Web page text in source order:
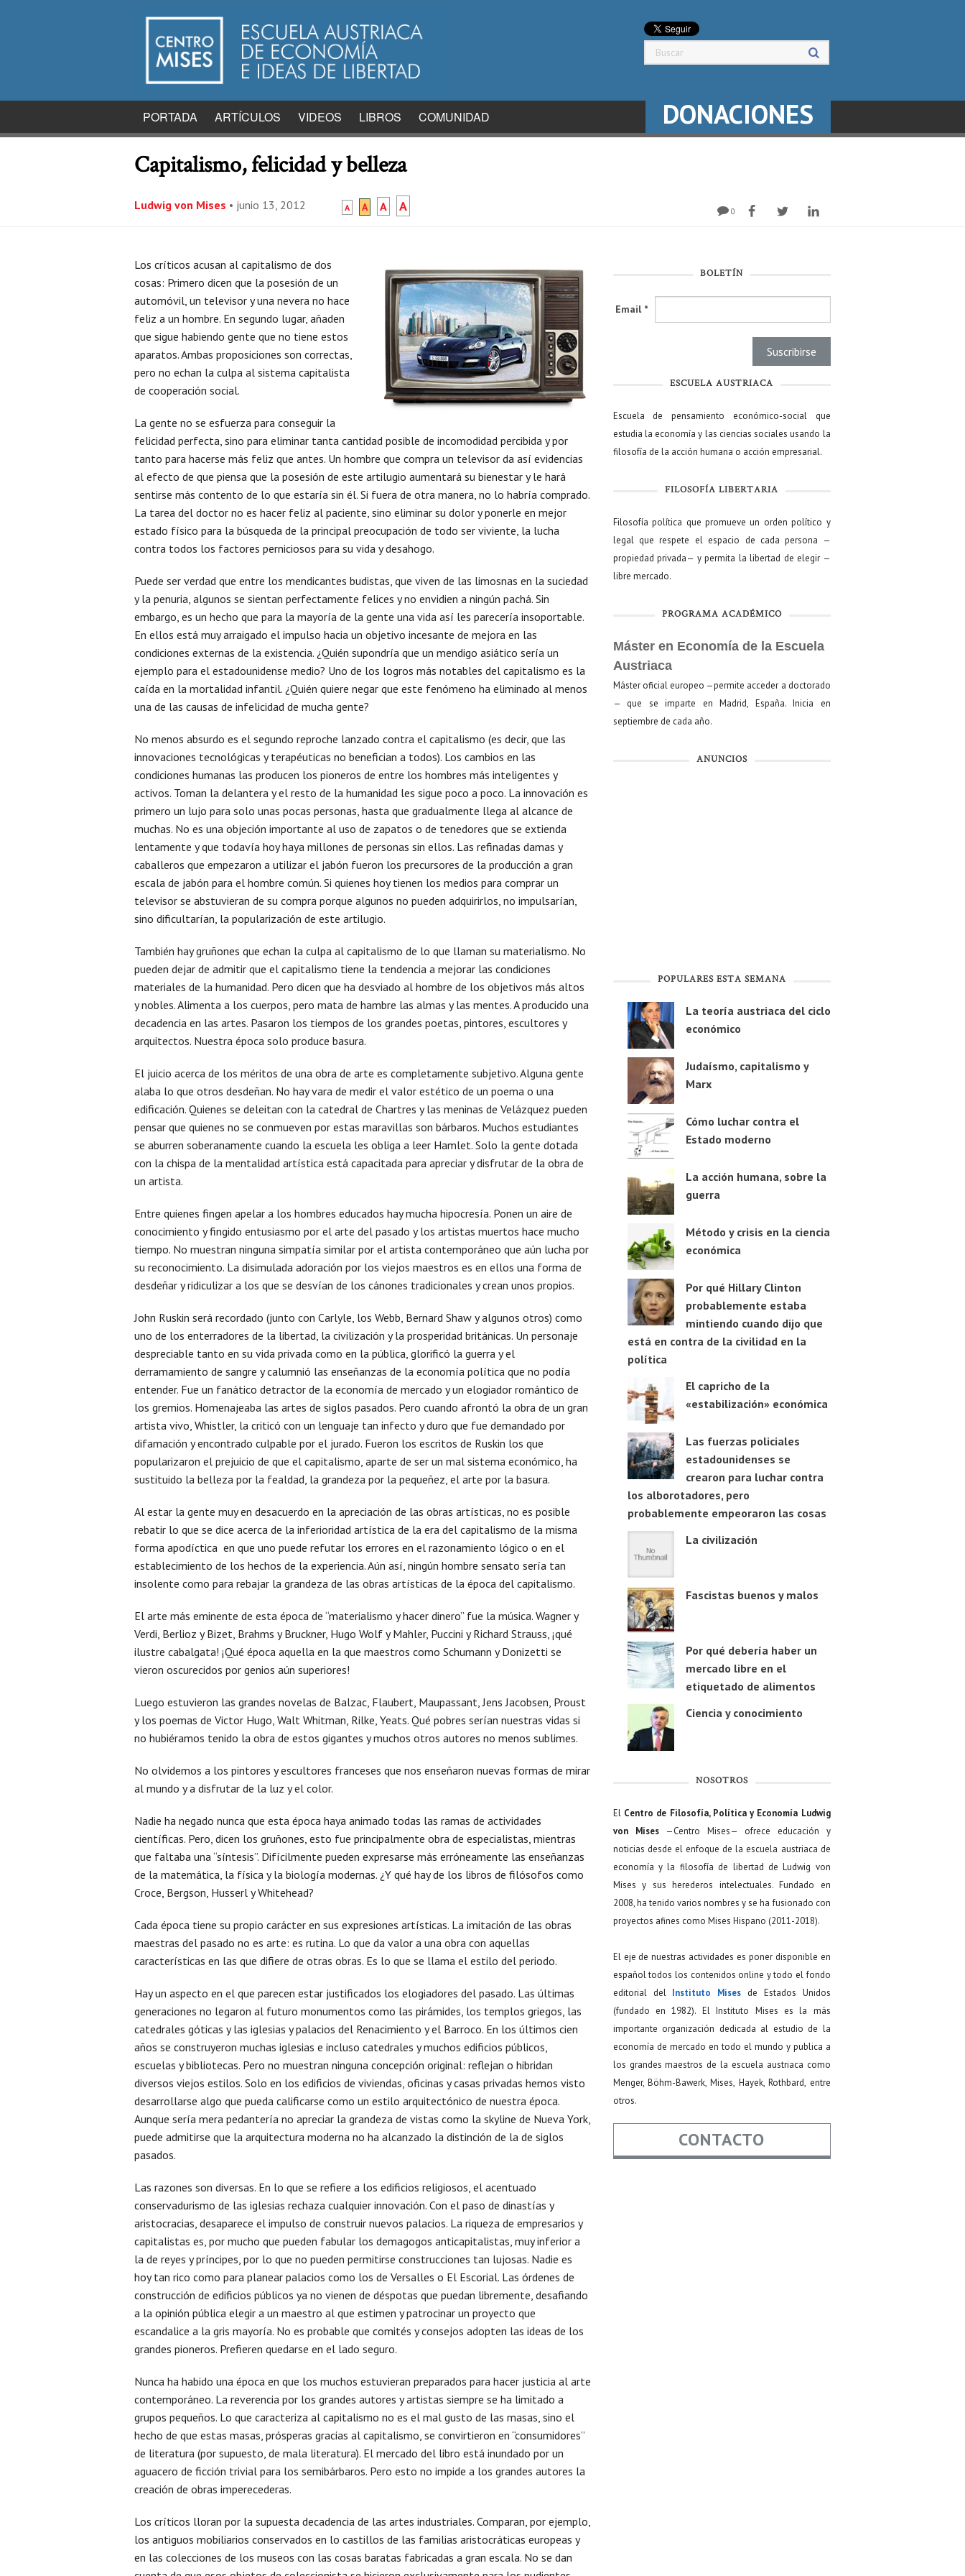
PORTADA ARTÍCULOS VIDEOS LIBROS COMUNIDAD DONACIONES
Capitalismo, felicidad y belleza
Ludwig von Mises • junio 13, 2012 A A A A 0
Los críticos acusan al capitalismo de dos
cosas: Primero dicen que la posesión de un
automóvil, un televisor y una nevera no hace
feliz a un hombre. En segundo lugar, añaden
que sigue habiendo gente que no tiene estos
aparatos. Ambas proposiciones son correctas,
pero no echan la culpa al sistema capitalista
de cooperación social.
La gente no se esfuerza para conseguir la
felicidad perfecta, sino para eliminar tanta cantidad posible de incomodidad percibida y por
tanto para hacerse más feliz que antes. Un hombre que compra un televisor da así evidencias
al efecto de que piensa que la posesión de este artilugio aumentará su bienestar y le hará
sentirse más contento de lo que estaría sin él. Si fuera de otra manera, no lo habría comprado.
La tarea del doctor no es hacer feliz al paciente, sino eliminar su dolor y ponerle en mejor
estado físico para la búsqueda de la principal preocupación de todo ser viviente, la lucha
contra todos los factores perniciosos para su vida y desahogo.
Puede ser verdad que entre los mendicantes budistas, que viven de las limosnas en la suciedad
y la penuria, algunos se sientan perfectamente felices y no envidien a ningún pachá. Sin
embargo, es un hecho que para la mayoría de la gente una vida así les parecería insoportable.
En ellos está muy arraigado el impulso hacia un objetivo incesante de mejora en las
condiciones externas de la existencia. ¿Quién supondría que un mendigo asiático sería un
ejemplo para el estadounidense medio? Uno de los logros más notables del capitalismo es la
caída en la mortalidad infantil. ¿Quién quiere negar que este fenómeno ha eliminado al menos
una de las causas de infelicidad de mucha gente?
No menos absurdo es el segundo reproche lanzado contra el capitalismo (es decir, que las
innovaciones tecnológicas y terapéuticas no benefician a todos). Los cambios en las
condiciones humanas las producen los pioneros de entre los hombres más inteligentes y
activos. Toman la delantera y el resto de la humanidad les sigue poco a poco. La innovación es
primero un lujo para solo unas pocas personas, hasta que gradualmente llega al alcance de
muchas. No es una objeción importante al uso de zapatos o de tenedores que se extienda
lentamente y que todavía hoy haya millones de personas sin ellos. Las refinadas damas y
caballeros que empezaron a utilizar el jabón fueron los precursores de la producción a gran
escala de jabón para el hombre común. Si quienes hoy tienen los medios para comprar un
televisor se abstuvieran de su compra porque algunos no pueden adquirirlos, no impulsarían,
sino dificultarían, la popularización de este artilugio.
También hay gruñones que echan la culpa al capitalismo de lo que llaman su materialismo. No
pueden dejar de admitir que el capitalismo tiene la tendencia a mejorar las condiciones
materiales de la humanidad. Pero dicen que ha desviado al hombre de los objetivos más altos
y nobles. Alimenta a los cuerpos, pero mata de hambre las almas y las mentes. A producido una
decadencia en las artes. Pasaron los tiempos de los grandes poetas, pintores, escultores y
arquitectos. Nuestra época solo produce basura.
El juicio acerca de los méritos de una obra de arte es completamente subjetivo. Alguna gente
alaba lo que otros desdeñan. No hay vara de medir el valor estético de un poema o una
edificación. Quienes se deleitan con la catedral de Chartres y las meninas de Velázquez pueden
pensar que quienes no se conmueven por estas maravillas son bárbaros. Muchos estudiantes
se aburren soberanamente cuando la escuela les obliga a leer Hamlet. Solo la gente dotada
con la chispa de la mentalidad artística está capacitada para apreciar y disfrutar de la obra de
un artista.
Entre quienes fingen apelar a los hombres educados hay mucha hipocresía. Ponen un aire de
conocimiento y fingido entusiasmo por el arte del pasado y los artistas muertos hace mucho
tiempo. No muestran ninguna simpatía similar por el artista contemporáneo que aún lucha por
su reconocimiento. La disimulada adoración por los viejos maestros es en ellos una forma de
desdeñar y ridiculizar a los que se desvían de los cánones tradicionales y crean unos propios.
John Ruskin será recordado (junto con Carlyle, los Webb, Bernard Shaw y algunos otros) como
uno de los enterradores de la libertad, la civilización y la prosperidad británicas. Un personaje
despreciable tanto en su vida privada como en la pública, glorificó la guerra y el
derramamiento de sangre y calumnió las enseñanzas de la economía política que no podía
entender. Fue un fanático detractor de la economía de mercado y un elogiador romántico de
los gremios. Homenajeaba las artes de siglos pasados. Pero cuando afrontó la obra de un gran
artista vivo, Whistler, la criticó con un lenguaje tan infecto y duro que fue demandado por
difamación y encontrado culpable por el jurado. Fueron los escritos de Ruskin los que
popularizaron el prejuicio de que el capitalismo, aparte de ser un mal sistema económico, ha
sustituido la belleza por la fealdad, la grandeza por la pequeñez, el arte por la basura.
Al estar la gente muy en desacuerdo en la apreciación de las obras artísticas, no es posible
rebatir lo que se dice acerca de la inferioridad artística de la era del capitalismo de la misma
forma apodíctica en que uno puede refutar los errores en el razonamiento lógico o en el
establecimiento de los hechos de la experiencia. Aún así, ningún hombre sensato sería tan
insolente como para rebajar la grandeza de las obras artísticas de la época del capitalismo.
El arte más eminente de esta época de “materialismo y hacer dinero” fue la música. Wagner y
Verdi, Berlioz y Bizet, Brahms y Bruckner, Hugo Wolf y Mahler, Puccini y Richard Strauss, ¡qué
ilustre cabalgata! ¡Qué época aquella en la que maestros como Schumann y Donizetti se
vieron oscurecidos por genios aún superiores!
Luego estuvieron las grandes novelas de Balzac, Flaubert, Maupassant, Jens Jacobsen, Proust
y los poemas de Victor Hugo, Walt Whitman, Rilke, Yeats. Qué pobres serían nuestras vidas si
no hubiéramos tenido la obra de estos gigantes y muchos otros autores no menos sublimes.
No olvidemos a los pintores y escultores franceses que nos enseñaron nuevas formas de mirar
al mundo y a disfrutar de la luz y el color.
Nadie ha negado nunca que esta época haya animado todas las ramas de actividades
científicas. Pero, dicen los gruñones, esto fue principalmente obra de especialistas, mientras
que faltaba una “síntesis”. Difícilmente pueden expresarse más erróneamente las enseñanzas
de la matemática, la física y la biología modernas. ¿Y qué hay de los libros de filósofos como
Croce, Bergson, Husserl y Whitehead?
Cada época tiene su propio carácter en sus expresiones artísticas. La imitación de las obras
maestras del pasado no es arte: es rutina. Lo que da valor a una obra con aquellas
características en las que difiere de otras obras. Es lo que se llama el estilo del periodo.
Hay un aspecto en el que parecen estar justificados los elogiadores del pasado. Las últimas
generaciones no legaron al futuro monumentos como las pirámides, los templos griegos, las
catedrales góticas y las iglesias y palacios del Renacimiento y el Barroco. En los últimos cien
años se construyeron muchas iglesias e incluso catedrales y muchos edificios públicos,
escuelas y bibliotecas. Pero no muestran ninguna concepción original: reflejan o hibridan
diversos viejos estilos. Solo en los edificios de viviendas, oficinas y casas privadas hemos visto
desarrollarse algo que pueda calificarse como un estilo arquitectónico de nuestra época.
Aunque sería mera pedantería no apreciar la grandeza de vistas como la skyline de Nueva York,
puede admitirse que la arquitectura moderna no ha alcanzado la distinción de la de siglos
pasados.
Las razones son diversas. En lo que se refiere a los edificios religiosos, el acentuado
conservadurismo de las iglesias rechaza cualquier innovación. Con el paso de dinastías y
aristocracias, desaparece el impulso de construir nuevos palacios. La riqueza de empresarios y
capitalistas es, por mucho que pueden fabular los demagogos anticapitalistas, muy inferior a
la de reyes y príncipes, por lo que no pueden permitirse construcciones tan lujosas. Nadie es
hoy tan rico como para planear palacios como los de Versalles o El Escorial. Las órdenes de
construcción de edificios públicos ya no vienen de déspotas que puedan libremente, desafiando
a la opinión pública elegir a un maestro al que estimen y patrocinar un proyecto que
escandalice a la gris mayoría. No es probable que comités y consejos adopten las ideas de los
grandes pioneros. Prefieren quedarse en el lado seguro.
Nunca ha habido una época en que los muchos estuvieran preparados para hacer justicia al arte
contemporáneo. La reverencia por los grandes autores y artistas siempre se ha limitado a
grupos pequeños. Lo que caracteriza al capitalismo no es el mal gusto de las masas, sino el
hecho de que estas masas, prósperas gracias al capitalismo, se convirtieron en “consumidores”
de literatura (por supuesto, de mala literatura). El mercado del libro está inundado por un
aguacero de ficción trivial para los semibárbaros. Pero esto no impide a los grandes autores la
creación de obras imperecederas.
Los críticos lloran por la supuesta decadencia de las artes industriales. Comparan, por ejemplo,
los antiguos mobiliarios conservados en lo castillos de las familias aristocráticas europeas y
en las colecciones de los museos con las cosas baratas fabricadas a gran escala. No se dan
BOLETÍN
Email *
ESCUELA AUSTRIACA
Escuela de pensamiento económico-social que
estudia la economía y las ciencias sociales usando la
filosofía de la acción humana o acción empresarial.
FILOSOFÍA LIBERTARIA
Filosofía política que promueve un orden político y
legal que respete el espacio de cada persona —
propiedad privada— y permita la libertad de elegir —
libre mercado.
PROGRAMA ACADÉMICO
Máster en Economía de la Escuela
Austriaca
Máster oficial europeo —permite acceder a doctorado
— que se imparte en Madrid, España. Inicia en
septiembre de cada año.
ANUNCIOS
POPULARES ESTA SEMANA
La teoría austriaca del ciclo
económico
Judaísmo, capitalismo y
Marx
Cómo luchar contra el
Estado moderno
La acción humana, sobre la
guerra
Método y crisis en la ciencia
económica
Por qué Hillary Clinton
probablemente estaba
mintiendo cuando dijo que
está en contra de la civilidad en la
política
El capricho de la
«estabilización» económica
Las fuerzas policiales
estadounidenses se
crearon para luchar contra
los alborotadores, pero
probablemente empeoraron las cosas
La civilización
Fascistas buenos y malos
Por qué debería haber un
mercado libre en el
etiquetado de alimentos
Ciencia y conocimiento
NOSOTROS
El Centro de Filosofía, Política y Economía Ludwig
von Mises—Centro Mises— ofrece educación y
noticias desde el enfoque de la escuela austriaca de
economía y la filosofía de libertad de Ludwig von
Mises y sus herederos intelectuales. Fundado en
2008, ha tenido varios nombres y se ha fusionado con
proyectos afines como Mises Hispano (2011-2018).
El eje de nuestras actividades es poner disponible en
español todos los contenidos online y todo el fondo
editorial del Instituto Mises de Estados Unidos
(fundado en 1982). El Instituto Mises es la más
importante organización dedicada al estudio de la
economía de mercado en todo el mundo y publica a
los grandes maestros de la escuela austriaca como
Menger, Böhm-Bawerk, Mises, Hayek, Rothbard, entre
otros.
CONTACTO